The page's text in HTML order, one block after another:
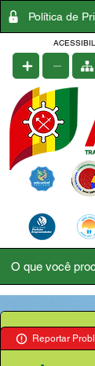
Política de
Reportar